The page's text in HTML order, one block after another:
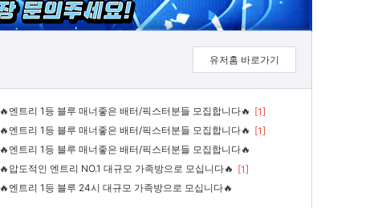
유저홈 바로가기
🔥엔트리 1등 블루 매너좋은 배터/픽스터분들 모집합니다🔥 [1]
🔥엔트리 1등 블루 매너좋은 배터/픽스터분들 모집합니다🔥 [1]
🔥엔트리 1등 블루 매너좋은 배터/픽스터분들 모집합니다🔥
🔥압도적인 엔트리 NO.1 대규모 가족방으로 모십니다🔥 [1]
🔥엔트리 1등 블루 24시 대규모 가족방으로 모십니다🔥